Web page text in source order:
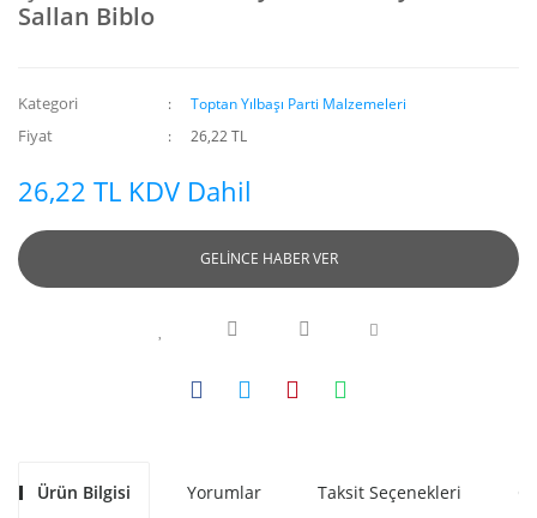
Sallan Biblo
Kategori Toptan Yılbaşı Parti Malzemeleri
Fiyat 26,22 TL
26,22 TL KDV Dahil
GELİNCE HABER VER
Ürün Bilgisi Yorumlar Taksit Seçenekleri